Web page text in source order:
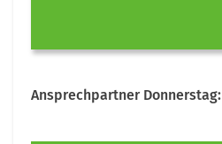
Ansprechpartner Donnerstag: